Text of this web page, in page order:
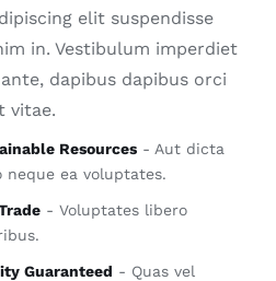
elit suspendisse
in. Vestibulum imperdiet
dapibus dapibus orci
vitae.
Resources- Aut dicta
neque ea voluptates.
- Voluptates libero
Guaranteed - Quas vel